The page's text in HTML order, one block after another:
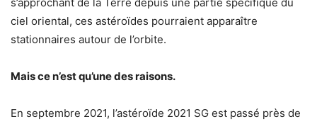
ciel oriental, ces astéroïdes pourraient apparaître
stationnaires autour de l’orbite.
Mais ce n’est qu’une des raisons.
En septembre 2021, l’astéroïde 2021 SG est passé près de